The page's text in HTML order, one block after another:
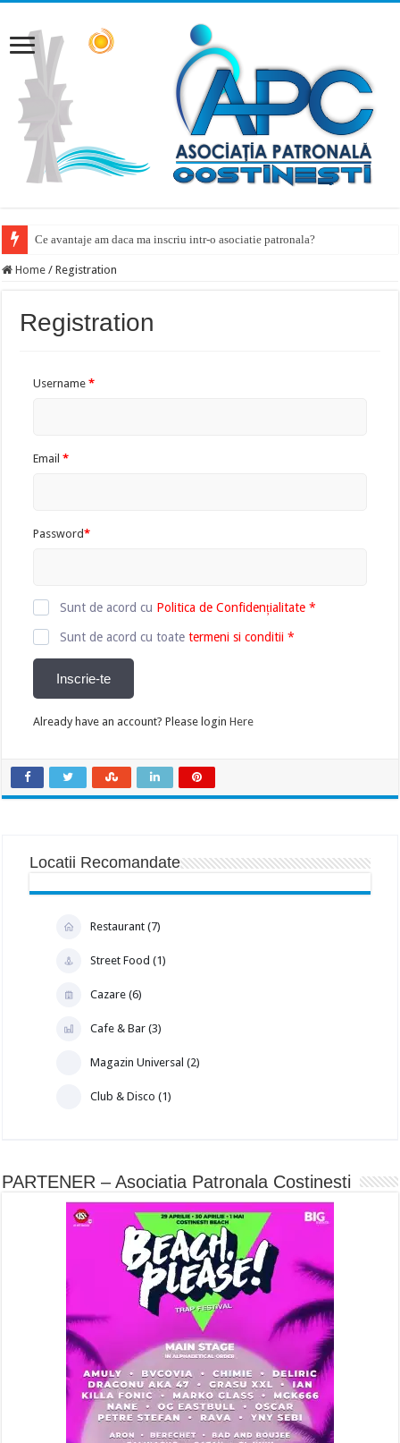
Ce avantaje am daca ma inscriu intr-o asociatie patronala?
Home / Registration
Registration
Username*
Email*
Password*
Sunt de acord cu Politica de Confidențialitate *
Sunt de acord cu toatetermeni si conditii *
Inscrie-te
Already have an account? Please loginHere
Locatii Recomandate
Restaurant (7)
Street Food (1)
Cazare (6)
Cafe & Bar (3)
Magazin Universal (2)
Club & Disco (1)
PARTENER – Asociatia Patronala Costinesti